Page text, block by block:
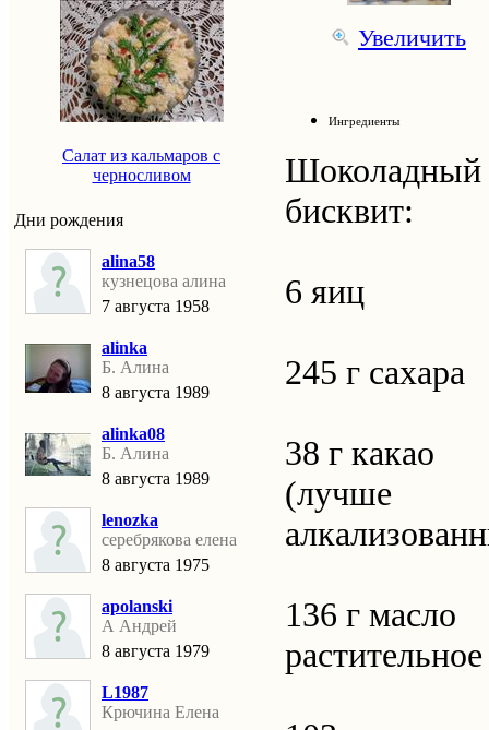
Салат из кальмаров с
черносливом
Дни рождения
alina58
кузнецова алина
7 августа 1958
alinka
Б. Алина
8 августа 1989
alinka08
Б. Алина
8 августа 1989
lenozka
серебрякова елена
8 августа 1975
apolanski
А Андрей
8 августа 1979
L1987
Крючина Елена
Увеличить
Ингредиенты
Шоколадный
бисквит:
6 яиц
245 г сахара
38 г какао
(лучше
136 г масло
растительное